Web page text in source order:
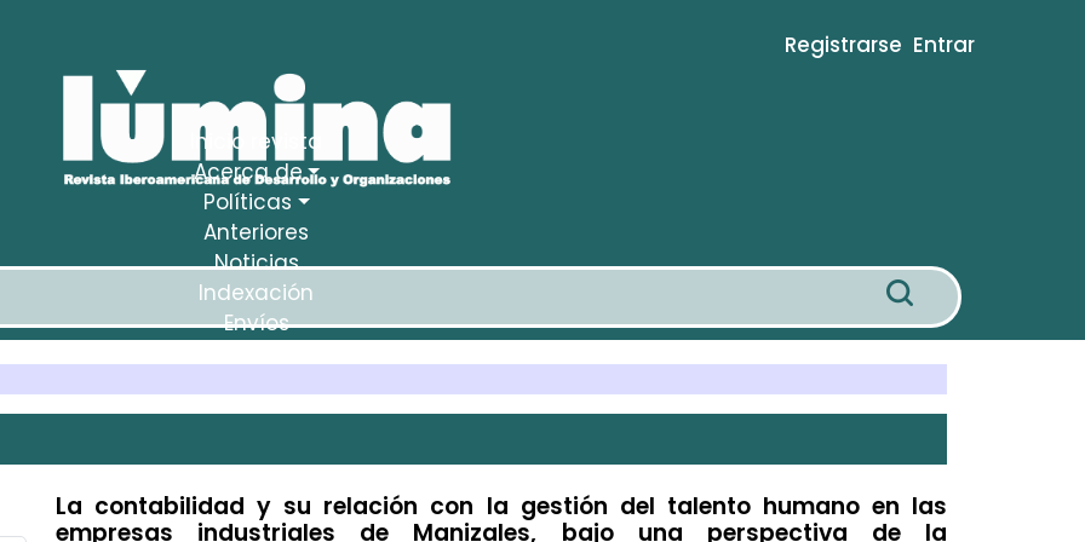
Registrarse Entrar
Inicio revista
Acerca de
Políticas
Anteriores
Noticias
Indexación
Envíos
La contabilidad y su relación con la gestión del talento humano en las
empresas industriales de Manizales, bajo una perspectiva de la